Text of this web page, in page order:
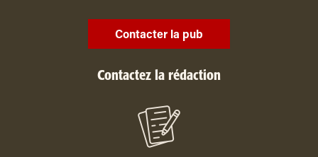
Contacter la pub
Contactez la rédaction